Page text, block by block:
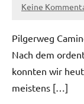
Keine
Pilgerweg
Nach dem
konnten wir
meistens […]